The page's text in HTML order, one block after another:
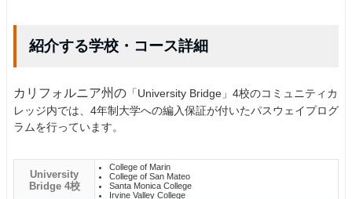
紹介する学校・コース詳細
カリフォルニア州の 「University Bridge」4校のコミュニティカ
レッジ内では、4年制大学への編入保証が付いたパスウェイプログ
ラムを行っています。
University
Bridge 4校
College of Marin
College of San Mateo
Santa Monica College
Irvine Valley College